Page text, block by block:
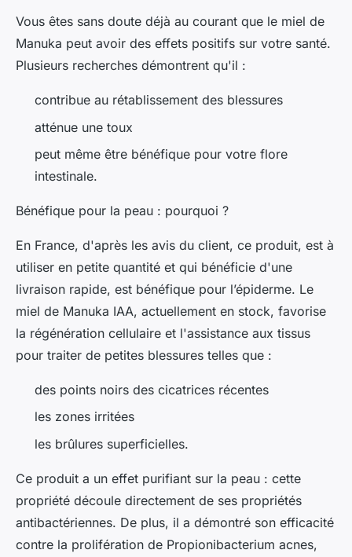
Vous êtes sans doute déjà au courant que le miel de
Manuka peut avoir des effets positifs sur votre santé.
Plusieurs recherches démontrent qu'il :
contribue au rétablissement des blessures
atténue une toux
peut même être bénéfique pour votre flore
intestinale.
Bénéfique pour la peau : pourquoi ?
En France, d'après les avis du client, ce produit, est à
utiliser en petite quantité et qui bénéficie d'une
livraison rapide, est bénéfique pour l’épiderme. Le
miel de Manuka IAA, actuellement en stock, favorise
la régénération cellulaire et l'assistance aux tissus
pour traiter de petites blessures telles que :
des points noirs des cicatrices récentes
les zones irritées
les brûlures superficielles.
Ce produit a un effet purifiant sur la peau : cette
propriété découle directement de ses propriétés
antibactériennes. De plus, il a démontré son efficacité
contre la prolifération de Propionibacterium acnes,